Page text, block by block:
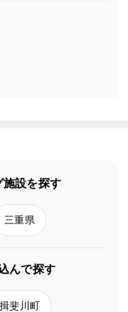
施設を探す
三重県
んで探す
斐川町